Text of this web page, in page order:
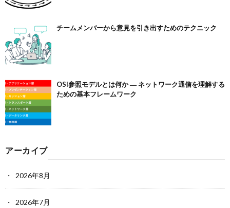
チームメンバーから意見を引き出すためのテクニック
OSI参照モデルとは何か ― ネットワーク通信を理解する
ための基本フレームワーク
アーカイブ
2026年8月
2026年7月